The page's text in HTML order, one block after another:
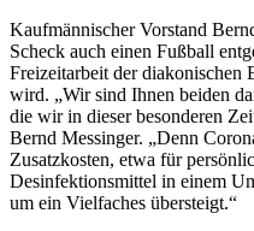
Kaufmännischer Vorstand
Scheck auch einen Fußball
Freizeitarbeit der diakonischen
wird. „Wir sind Ihnen beiden
die wir in dieser besonderen
Bernd Messinger. „Denn
Zusatzkosten, etwa für
Desinfektionsmittel in einem
um ein Vielfaches übersteigt.“